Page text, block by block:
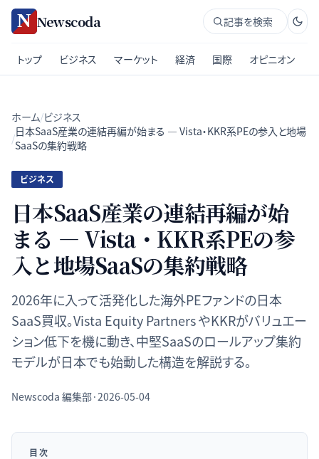
Newscoda 記事を検索
トップ ビジネス マーケット 経済 国際 オピニオン
ホーム/ビジネス
/日本SaaS産業の連結再編が始まる — Vista・KKR系PEの参入と地場
SaaSの集約戦略
ビジネス
日本SaaS産業の連結再編が始
まる — Vista・KKR系PEの参
入と地場SaaSの集約戦略
2026年に入って活発化した海外PEファンドの日本
SaaS買収。Vista Equity Partners やKKRがバリュエー
ション低下を機に動き、中堅SaaSのロールアップ集約
モデルが日本でも始動した構造を解説する。
Newscoda 編集部·2026-05-04
目次